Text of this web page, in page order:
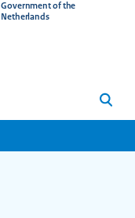
Government of the
Netherlands
Search